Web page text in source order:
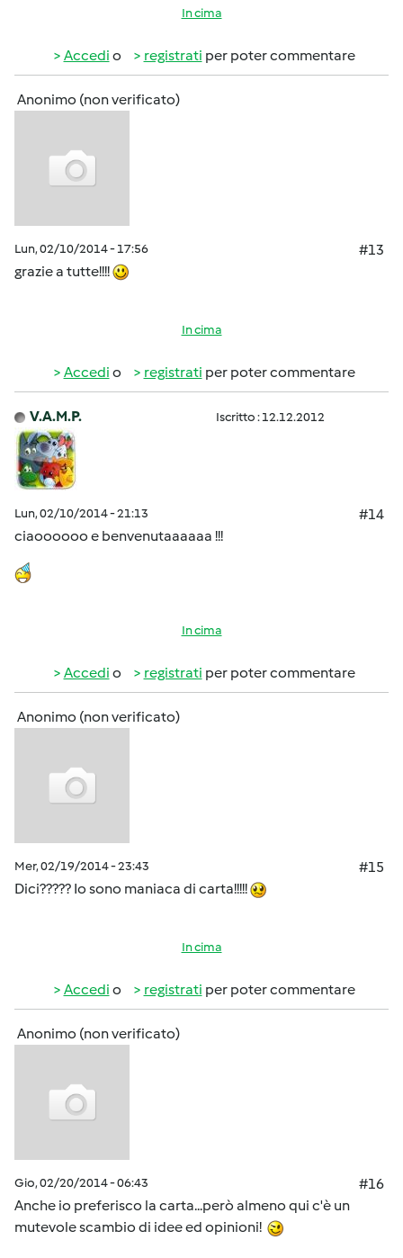
In cima
Accedi o registrati per poter commentare
Anonimo (non verificato)
Lun, 02/10/2014 - 17:56
#13
grazie a tutte!!!!
In cima
Accedi o registrati per poter commentare
V.A.M.P. Iscritto : 12.12.2012
Lun, 02/10/2014 - 21:13
#14
ciaoooooo e benvenutaaaaaa !!!
In cima
Accedi o registrati per poter commentare
Anonimo (non verificato)
Mer, 02/19/2014 - 23:43
#15
Dici????? Io sono maniaca di carta!!!!!
In cima
Accedi o registrati per poter commentare
Anonimo (non verificato)
Gio, 02/20/2014 - 06:43
#16
Anche io preferisco la carta...però almeno qui c'è un
mutevole scambio di idee ed opinioni!